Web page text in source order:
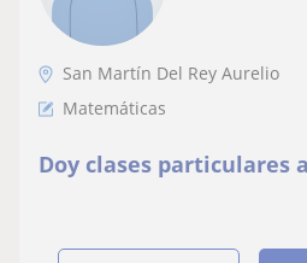
San Martín Del Rey Aurelio
Matemáticas
Doy clases particulares